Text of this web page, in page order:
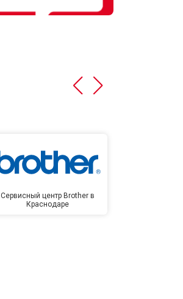
Сервисный центр Brother в
Краснодаре